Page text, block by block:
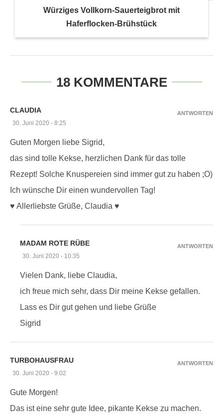
Würziges Vollkorn-Sauerteigbrot mit
Haferflocken-Brühstück
18 KOMMENTARE
CLAUDIA
30. Juni 2020 - 8:25
Guten Morgen liebe Sigrid,
das sind tolle Kekse, herzlichen Dank für das tolle
Rezept! Solche Knuspereien sind immer gut zu haben ;O)
Ich wünsche Dir einen wundervollen Tag!
♥️ Allerliebste Grüße, Claudia ♥️
ANTWORTEN
MADAM ROTE RÜBE
30. Juni 2020 - 10:35
Vielen Dank, liebe Claudia,
ich freue mich sehr, dass Dir meine Kekse gefallen.
Lass es Dir gut gehen und liebe Grüße
Sigrid
ANTWORTEN
TURBOHAUSFRAU
30. Juni 2020 - 9:02
Gute Morgen!
Das ist eine sehr gute Idee, pikante Kekse zu machen.
ANTWORTEN